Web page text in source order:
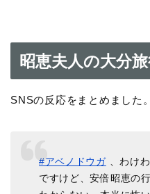
昭恵夫人の大分
SNSの反応をまとめました。
#アベノドウガ、わけわ
ですけど、安倍昭恵の